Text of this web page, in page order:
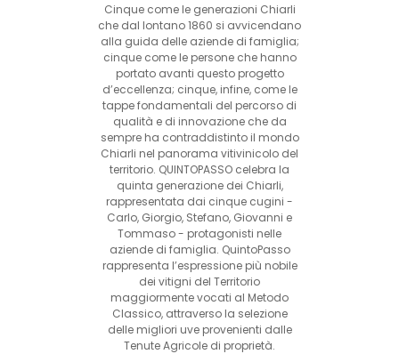
Cinque come le generazioni Chiarli
che dal lontano 1860 si avvicendano
alla guida delle aziende di famiglia;
cinque come le persone che hanno
portato avanti questo progetto
d’eccellenza; cinque, infine, come le
tappe fondamentali del percorso di
qualità e di innovazione che da
sempre ha contraddistinto il mondo
Chiarli nel panorama vitivinicolo del
territorio. QUINTOPASSO celebra la
quinta generazione dei Chiarli,
rappresentata dai cinque cugini -
Carlo, Giorgio, Stefano, Giovanni e
Tommaso - protagonisti nelle
aziende di famiglia. QuintoPasso
rappresenta l’espressione più nobile
dei vitigni del Territorio
maggiormente vocati al Metodo
Classico, attraverso la selezione
delle migliori uve provenienti dalle
Tenute Agricole di proprietà.